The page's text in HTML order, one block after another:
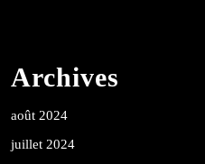
Archives
août 2024
juillet 2024